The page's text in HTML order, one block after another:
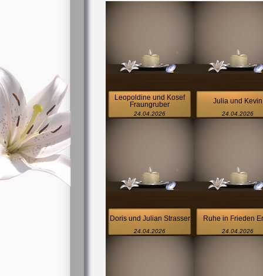
Leopoldine und Kosef
Fraungruber
24.04.2026
Julia und Kevin
24.04.2026
Doris und Julian Strasser
24.04.2026
Ruhe in Frieden
24.04.2026